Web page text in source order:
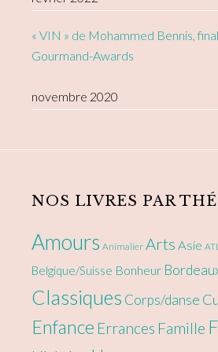
« VIN » de Mohammed Bennis,
Gourmand-Awards
novembre 2020
NOS LIVRES PAR
Amours Animalier Arts Asie
Belgique/Suisse Bonheur
Classiques Corps/danse
Enfance Errances Famille